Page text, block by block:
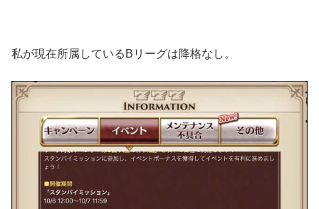
私が現在所属しているBリーグは降格なし。